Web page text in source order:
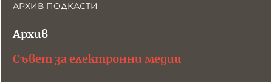
АРХИВ ПОДКАСТИ
Архив
Съвет за електронни медии